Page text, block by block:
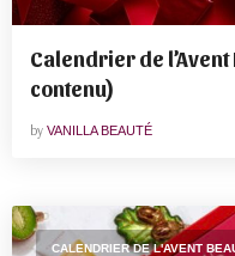
Calendrier de
contenu)
by VANILLA BEAUTÉ
CALENDRIER DE L'AVENT